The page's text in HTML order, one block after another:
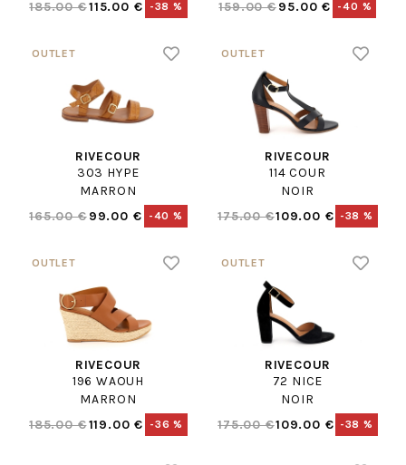
185.00 €115.00 € -38 %
159.00 €95.00 € -40 %
RIVECOUR
303 HYPE
MARRON
165.00 €99.00 € -40 %
RIVECOUR
114 COUR
NOIR
175.00 €109.00 € -38 %
RIVECOUR
196 WAOUH
MARRON
185.00 €119.00 € -36 %
RIVECOUR
72 NICE
NOIR
175.00 €109.00 € -38 %